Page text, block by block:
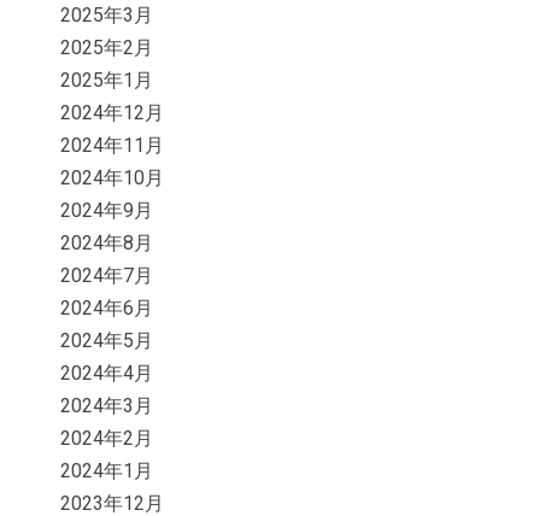
2025年3月
2025年2月
2025年1月
2024年12月
2024年11月
2024年10月
2024年9月
2024年8月
2024年7月
2024年6月
2024年5月
2024年4月
2024年3月
2024年2月
2024年1月
2023年12月